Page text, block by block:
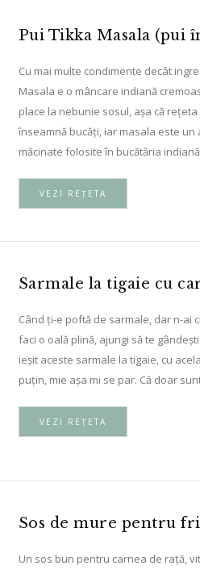
Pui Tikka Masala (pui
Cu mai multe condimente decât
Masala e o mâncare indiană
place la nebunie sosul, așa că
înseamnă bucăți, iar masala este un
măcinate folosite în bucătăria
VEZI REȚETA
Sarmale la tigaie cu
Când ți-e poftă de sarmale, dar n-ai
faci o oală plină, ajungi să te
ieșit aceste sarmale la tigaie, cu
puțin, mie așa mi se par. Că doar
VEZI REȚETA
Sos de mure pentru
Un sos bun pentru carnea de rață,